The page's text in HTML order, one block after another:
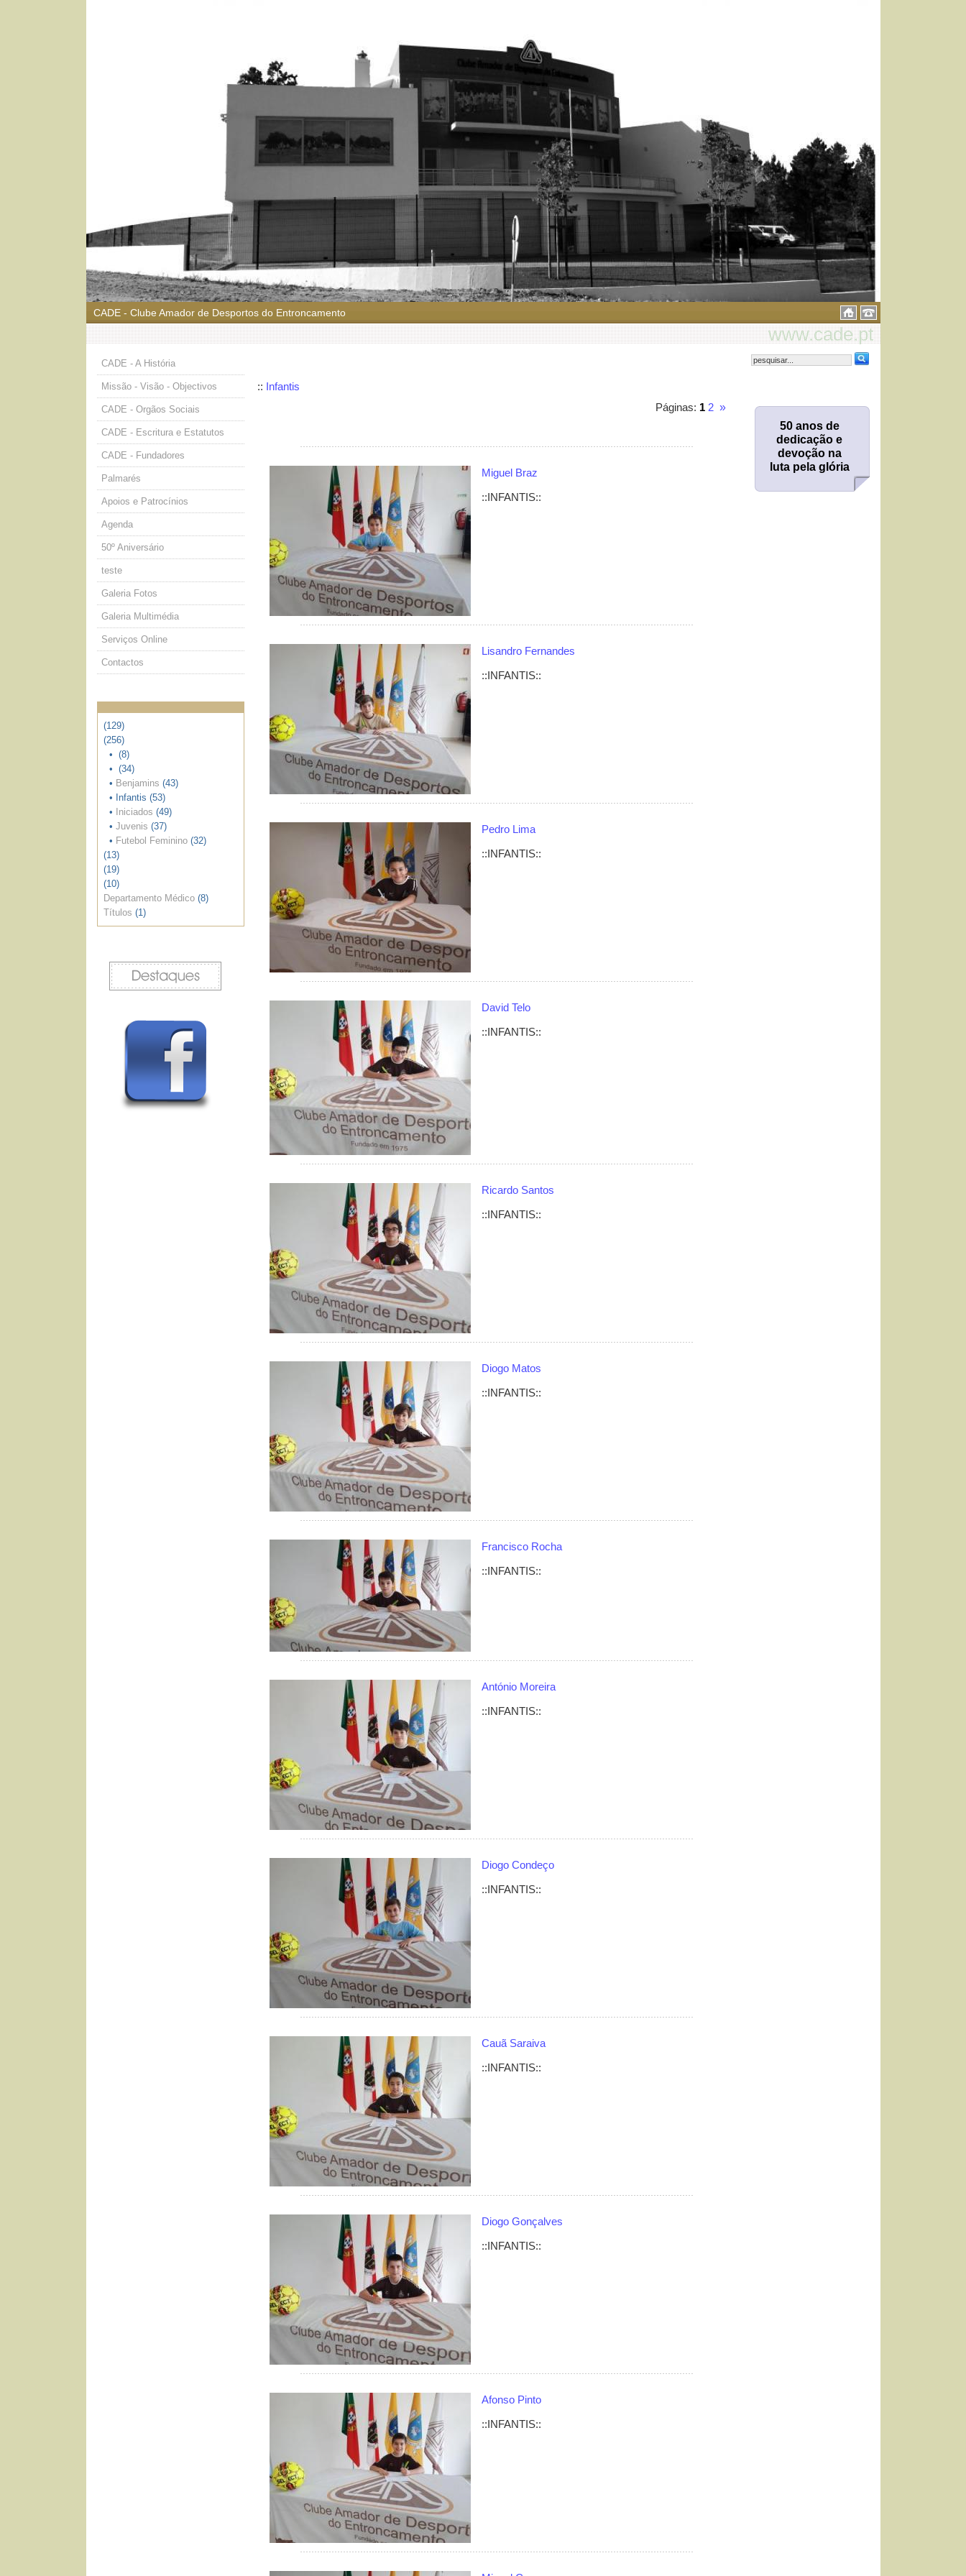
CADE - Clube Amador de Desportos do Entroncamento
www.cade.pt
CADE - A História
Missão - Visão - Objectivos
CADE - Orgãos Sociais
CADE - Escritura e Estatutos
CADE - Fundadores
Palmarés
Apoios e Patrocínios
Agenda
50º Aniversário
teste
Galeria Fotos
Galeria Multimédia
Serviços Online
Contactos
(129)
(256)
• (8)
• (34)
• Benjamins (43)
• Infantis (53)
•
Iniciados (49)
• Juvenis (37)
• Futebol Feminino(32)
(13)
(19)
(10)
Departamento Médico(8)
Títulos (1)
:: Infantis
Páginas: 1 2 »
Miguel Braz
::INFANTIS::
Lisandro Fernandes
::INFANTIS::
Pedro Lima
::INFANTIS::
David Telo
::INFANTIS::
Ricardo Santos
::INFANTIS::
Diogo Matos
::INFANTIS::
Francisco Rocha
::INFANTIS::
António Moreira
::INFANTIS::
Diogo Condeço
::INFANTIS::
Cauã Saraiva
::INFANTIS::
Diogo Gonçalves
::INFANTIS::
Afonso Pinto
::INFANTIS::
50 anos de
dedicação e
devoção na
luta pela glória